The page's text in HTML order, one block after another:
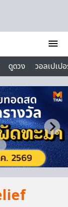
menu
ดูดวง
วอลเปเป